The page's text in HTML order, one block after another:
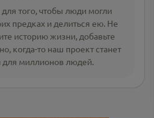
того, чтобы люди могли
предках и делиться ею. Не
историю жизни, добавьте
когда-то наш проект станет
для миллионов людей.